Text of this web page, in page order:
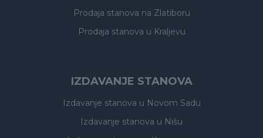
Prodaja stanova na Zlatiboru
Prodaja stanova u Kraljevu
IZDAVANJE STANOVA
Izdavanje stanova u Novom Sadu
Izdavanje stanova u Nišu